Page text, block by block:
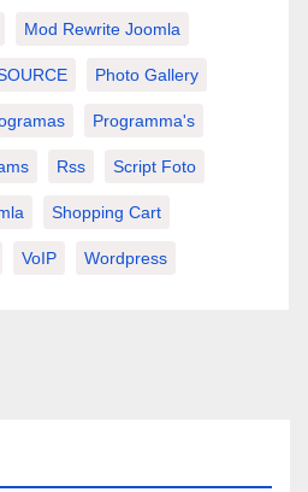
Mod Rewrite Joomla
Photo Gallery
Programma's
Rss Script Foto
Shopping Cart
VoIP Wordpress